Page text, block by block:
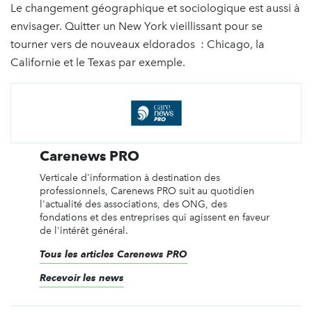
Le changement géographique et sociologique est aussi à
envisager. Quitter un New York vieillissant pour se
tourner vers de nouveaux eldorados : Chicago, la
Californie et le Texas par exemple.
Carenews PRO
Verticale d'information à destination des
professionnels, Carenews PRO suit au quotidien
l'actualité des associations, des ONG, des
fondations et des entreprises qui agissent en faveur
de l'intérêt général.
Tous les articles Carenews PRO
Recevoir les news